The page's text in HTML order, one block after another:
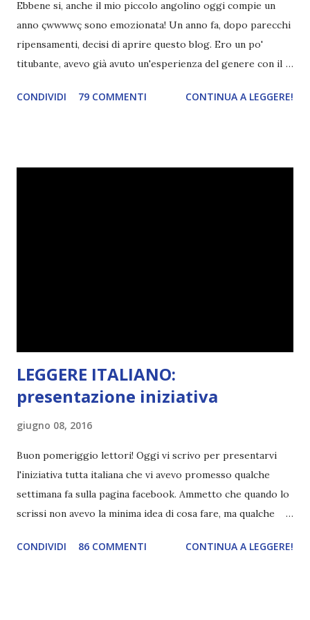
Ebbene si, anche il mio piccolo angolino oggi compie un
anno çwwwwç sono emozionata! Un anno fa, dopo parecchi
ripensamenti, decisi di aprire questo blog. Ero un po'
titubante, avevo già avuto un'esperienza del genere con il
nuovo significava avere pazienza, pazienza e ancora
CONDIVIDI 79 COMMENTI CONTINUA A LEGGERE!
LEGGERE ITALIANO:
presentazione iniziativa
giugno 08, 2016
Buon pomeriggio lettori! Oggi vi scrivo per presentarvi
l'iniziativa tutta italiana che vi avevo promesso qualche
settimana fa sulla pagina facebook. Ammetto che quando lo
scrissi non avevo la minima idea di cosa fare, ma qualche
href="http://divoratoridilibri.blogspot.com/2016/06/legg
CONDIVIDI 86 COMMENTI CONTINUA A LEGGERE!